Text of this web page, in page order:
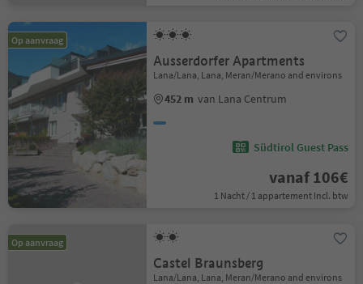
Op aanvraag
Ausserdorfer Apartments
Lana/Lana, Lana, Meran/Merano and environs
452 m van Lana Centrum
Südtirol Guest Pass
vanaf 106€
1 Nacht / 1 appartement Incl. btw
Op aanvraag
Castel Braunsberg
Lana/Lana, Lana, Meran/Merano and environs